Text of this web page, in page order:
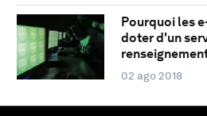
Pourquoi les
doter d'un
02 ago 2018